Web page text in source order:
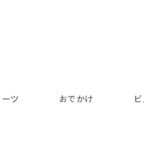
ツ おでかけ